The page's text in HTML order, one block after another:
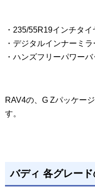
・235/55R19インチタ
・デジタルインナーミラ
・ハンズフリーパワー
RAV4の、G Zパッケー
す。
バディ 各グレー